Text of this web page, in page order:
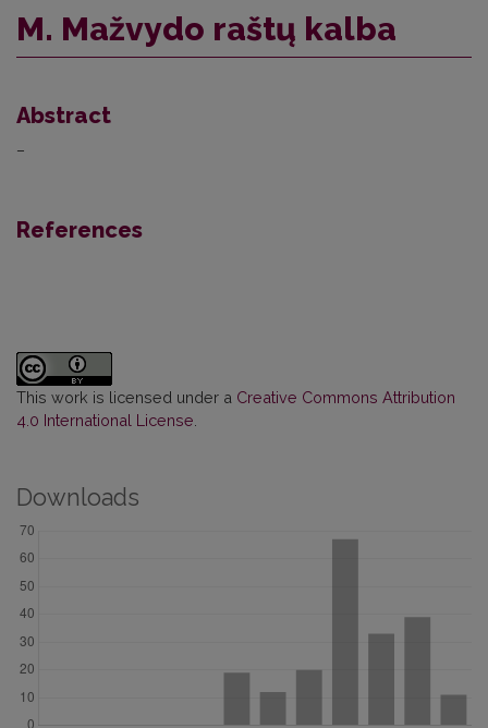
M. Mažvydo raštų kalba
Abstract
–
References
This work is licensed under a Creative Commons Attribution
4.0 International License
Downloads